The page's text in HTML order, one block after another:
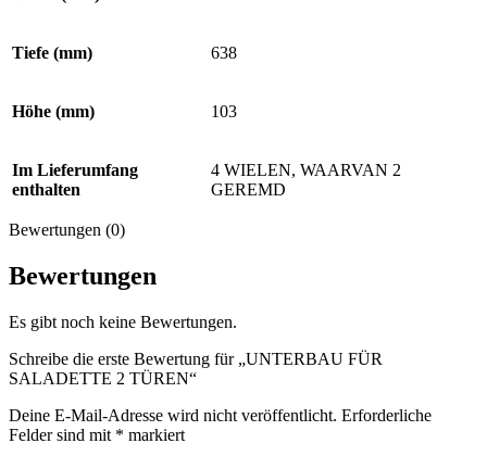
Tiefe (mm) 638
Höhe (mm) 103
Im Lieferumfang
enthalten
4 WIELEN, WAARVAN 2
GEREMD
Bewertungen (0)
Bewertungen
Es gibt noch keine Bewertungen.
Schreibe die erste Bewertung für „UNTERBAU FÜR
SALADETTE 2 TÜREN“
Deine E-Mail-Adresse wird nicht veröffentlicht. Erforderliche
Felder sind mit * markiert